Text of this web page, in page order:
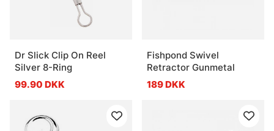
Dr Slick Clip On Reel
Silver 8-Ring
99.90 DKK
Fishpond Swivel
Retractor Gunmetal
189 DKK